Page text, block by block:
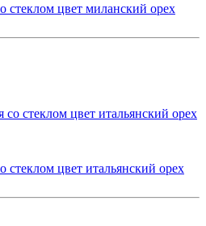
стеклом цвет миланский орех
стеклом цвет итальянский орех